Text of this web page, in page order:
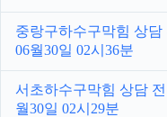
중랑구하수구막힘 상담
06월30일 02시36분
서초하수구막힘 상담
월30일 02시29분